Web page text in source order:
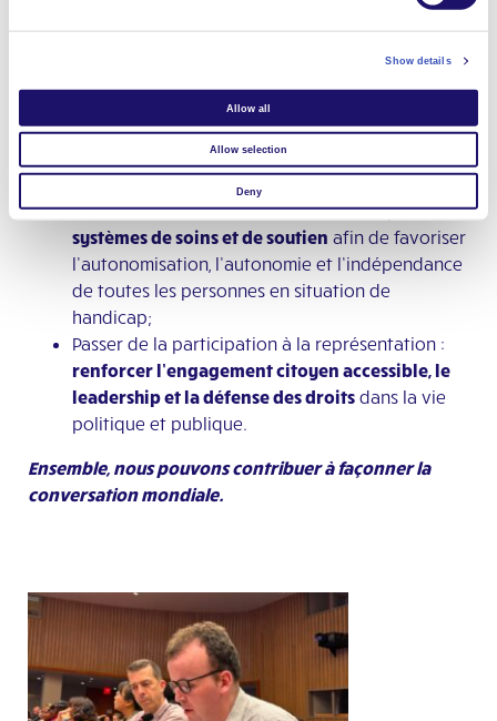
Show details
Allow all
Allow selection
Deny
réalisations tout en façonnant la prochaine étape de
avec un accent particulier sur trois sous-thèmes :
Créer unmonde exempt d’exploitation, de
violence et de maltraitance
personnes en situation de handicap;
Bâtir des sociétés résilientes enrenforçant les
systèmes de soins et de soutien afin de favoriser
l’autonomisation, l’autonomie et l’indépendance
de toutes les personnes en situation de
handicap;
Passer de la participation à la représentation :
renforcer l’engagement citoyen accessible, le
leadership et la défense des droits dans la vie
politique et publique.
Ensemble, nous pouvons contribuer à façonner la
conversation mondiale.